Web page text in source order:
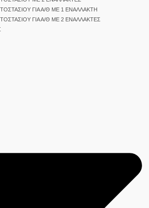
ΓΙΑ Α/Θ ΜΕ 1 ΕΝΑΛΛΑΚΤΗ
ΓΙΑ Α/Θ ΜΕ 2 ΕΝΑΛΛΑΚΤΕΣ